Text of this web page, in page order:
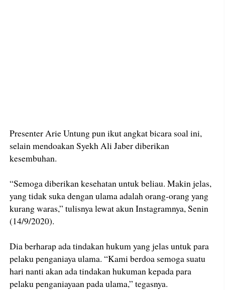
Presenter Arie Untung pun ikut angkat bicara soal ini,
selain mendoakan Syekh Ali Jaber diberikan
kesembuhan.
“Semoga diberikan kesehatan untuk beliau. Makin jelas,
yang tidak suka dengan ulama adalah orang-orang yang
kurang waras,” tulisnya lewat akun Instagramnya, Senin
(14/9/2020).
Dia berharap ada tindakan hukum yang jelas untuk para
pelaku penganiaya ulama. “Kami berdoa semoga suatu
hari nanti akan ada tindakan hukuman kepada para
pelaku penganiayaan pada ulama,” tegasnya.